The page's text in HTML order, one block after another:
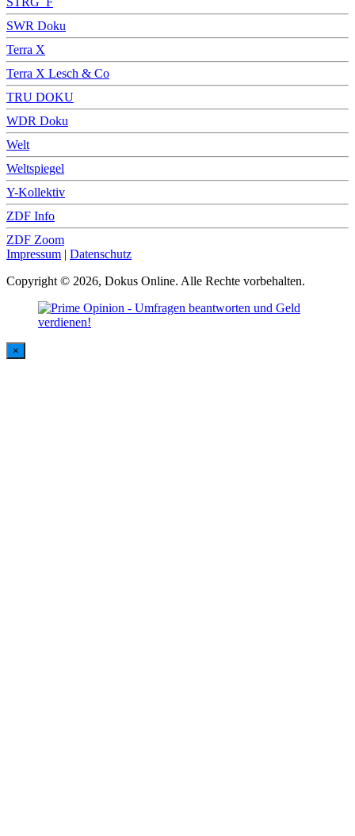
SWR Doku
Terra X
Terra X Lesch & Co
TRU DOKU
WDR Doku
Welt
Weltspiegel
Y-Kollektiv
ZDF Info
ZDF Zoom
Impressum | Datenschutz
Copyright © 2026, Dokus Online. Alle Rechte vorbehalten.
×